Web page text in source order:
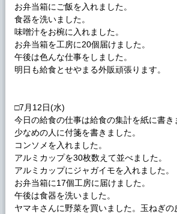
お弁当箱にご飯を入れました。
食器を洗いました。
味噌汁をお椀に入れました。
お弁当箱を工房に20個届けました。
午後は色んな仕事をしました。
明日も給食とせやまる外販頑張ります。
□7月12日(水)
今日の給食の仕事は給食の集計を紙に書き
少なめの人に付箋を書きました。
コンソメを入れました。
アルミカップを30枚数えて並べました。
アルミカップにジャガイモを入れました。
お弁当箱に17個工房に届けました。
午後は食器を洗いました。
ヤマキさんに野菜を買いました。玉ねぎの